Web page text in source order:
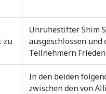
zu
Unruhestifter Shim
ausgeschlossen
Teilnehmern
In den beiden
zwischen den von